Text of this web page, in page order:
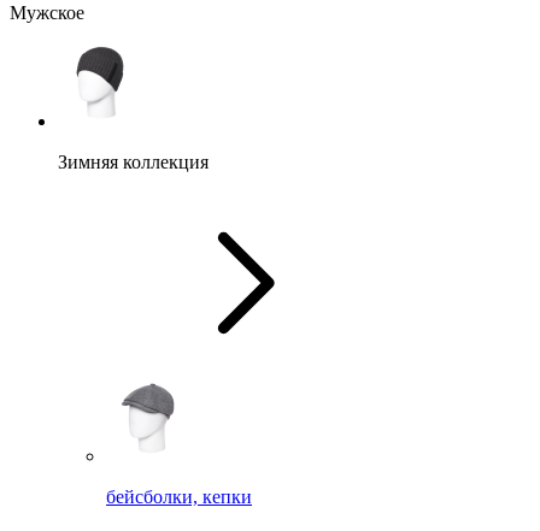
Мужское
Зимняя коллекция
бейсболки, кепки